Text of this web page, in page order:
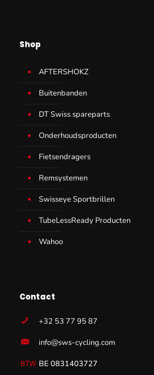
Shop
AFTERSHOKZ
Buitenbanden
DT Swiss spareparts
Onderhoudsproducten
Fietsendragers
Remsystemen
Swisseye Sportbrillen
TubeLessReady Producten
Wahoo
Contact
+32 53 77 95 87
info@sws-cycling.com
BE 0831403727